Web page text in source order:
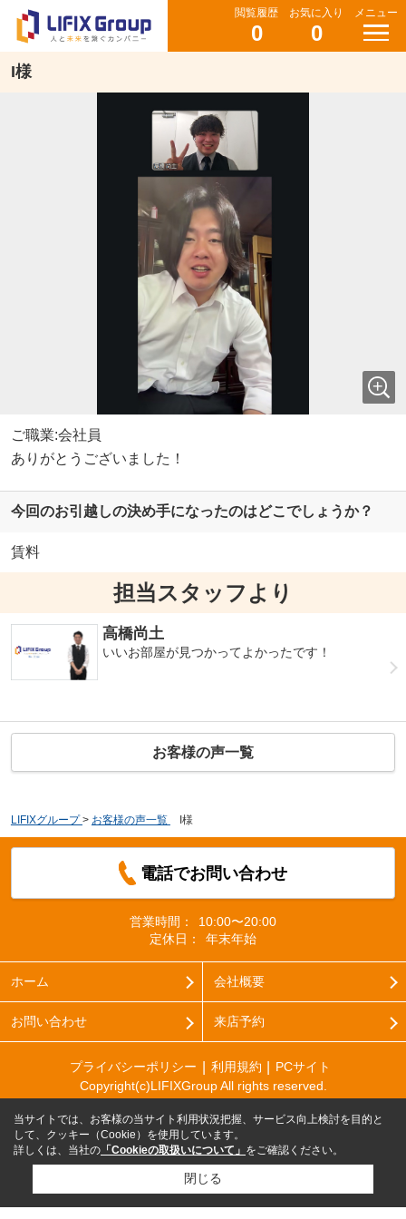
閲覧履歴
0
お気に入り
0
メニュー
I様
ご職業:会社員
ありがとうございました！
今回のお引越しの決め手になったのはどこでしょうか？
賃料
担当スタッフより
高橋尚土
いいお部屋が見つかってよかったです！
お客様の声一覧
LIFIXグループ > お客様の声一覧 I様
電話でお問い合わせ
営業時間：
10:00〜20:00
定休日：
年末年始
ホーム 会社概要
お問い合わせ 来店予約
プライバシーポリシー 利用規約
PCサイト
Copyright(c)LIFIXGroup All rights reserved.
当サイトでは、お客様の当サイト利用状況把握、サービス向上検討を目的と
して、クッキー（Cookie）を使用しています。
詳しくは、当社の 「Cookieの取扱いについて」 をご確認ください。
閉じる